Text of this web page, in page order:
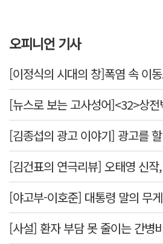
오피니언 기사
[야고부-이호준] 대통령 말의 무게